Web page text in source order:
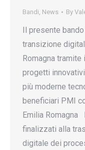
Bandi, News By
Il presente
transizione
Romagna
progetti
più moderne
beneficiari PMI
Emilia
finalizzati alla
digitale dei